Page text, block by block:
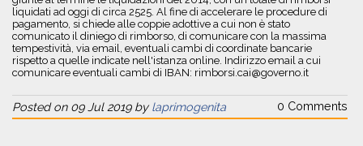
liquidati ad oggi di circa 2525. Al fine di accelerare le procedure di
pagamento, si chiede alle coppie adottive a cui non è stato
comunicato il diniego di rimborso, di comunicare con la massima
tempestività, via email, eventuali cambi di coordinate bancarie
rispetto a quelle indicate nell'istanza online. Indirizzo email a cui
comunicare eventuali cambi di IBAN: rimborsi.cai@governo.it
0 Comments
Posted on 09 Jul 2019 bylaprimogenita